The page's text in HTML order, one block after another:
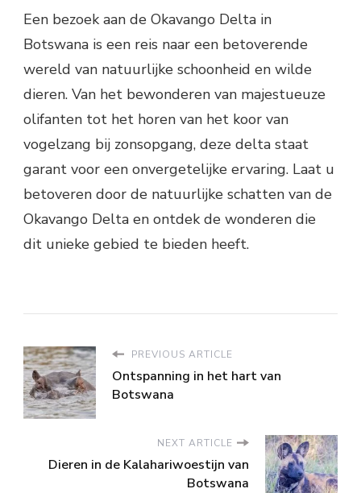
Een bezoek aan de Okavango Delta in
Botswana is een reis naar een betoverende
wereld van natuurlijke schoonheid en wilde
dieren. Van het bewonderen van majestueuze
olifanten tot het horen van het koor van
vogelzang bij zonsopgang, deze delta staat
garant voor een onvergetelijke ervaring. Laat u
betoveren door de natuurlijke schatten van de
Okavango Delta en ontdek de wonderen die
dit unieke gebied te bieden heeft.
PREVIOUS ARTICLE
Ontspanning in het hart van
Botswana
NEXT ARTICLE
Dieren in de Kalahariwoestijn van
Botswana